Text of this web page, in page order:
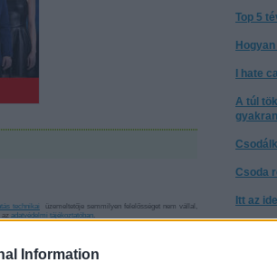
Information
Top 5
I hate
A túl
Csoda
Itt az
technikai
üzemeltetője semmilyen felelősséget nem vállal,
az adatvédelmi tájékoztatóban.
parafenomén, akit viszont igen?